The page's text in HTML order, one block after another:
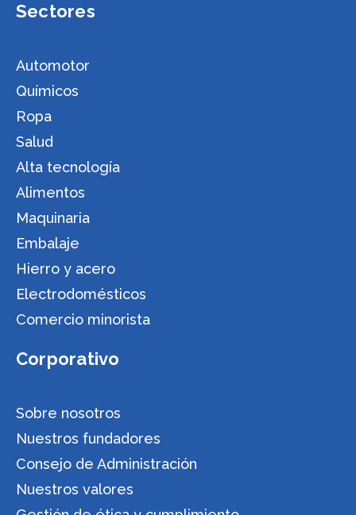
Sectores
Automotor
Químicos
Ropa
Salud
Alta tecnología
Alimentos
Maquinaria
Embalaje
Hierro y acero
Electrodomésticos
Comercio minorista
Corporativo
Sobre nosotros
Nuestros fundadores
Consejo de Administración
Nuestros valores